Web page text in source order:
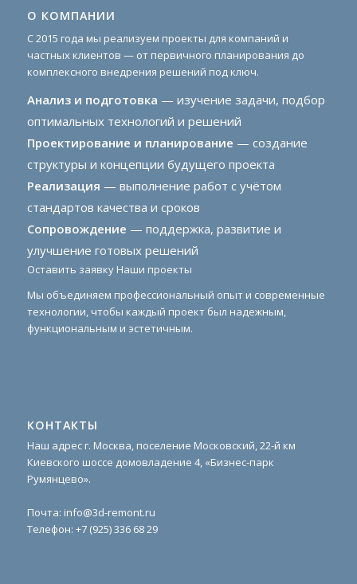
О КОМПАНИИ
С 2015 года мы реализуем проекты для компаний и
частных клиентов — от первичного планирования до
комплексного внедрения решений под ключ.
Анализ и подготовка — изучение задачи, подбор
оптимальных технологий и решений
Проектирование и планирование — создание
структуры и концепции будущего проекта
Реализация — выполнение работ с учётом
стандартов качества и сроков
Сопровождение — поддержка, развитие и
улучшение готовых решений
Оставить заявку Наши проекты
Мы объединяем профессиональный опыт и современные
технологии, чтобы каждый проект был надежным,
функциональным и эстетичным.
КОНТАКТЫ
Наш адрес г. Москва, поселение Московский, 22-й км
Киевского шоссе домовладение 4, «Бизнес-парк
Румянцево».
Почта: info@3d-remont.ru
Телефон: +7 (925) 336 68 29